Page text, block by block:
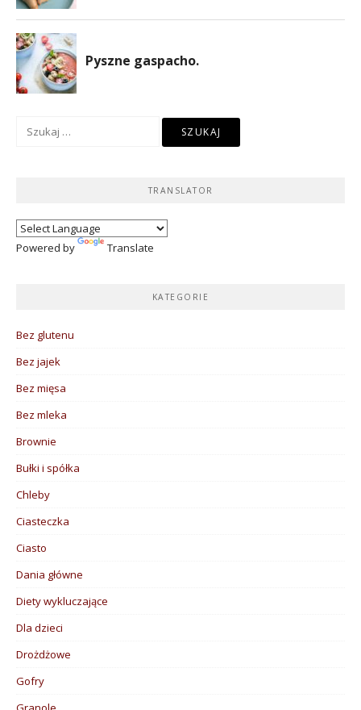
Szukaj:
TRANSLATOR
Powered by Translate
KATEGORIE
Bez glutenu
Bez jajek
Bez mięsa
Bez mleka
Brownie
Bułki i spółka
Chleby
Ciasteczka
Ciasto
Dania główne
Diety wykluczające
Dla dzieci
Drożdżowe
Gofry